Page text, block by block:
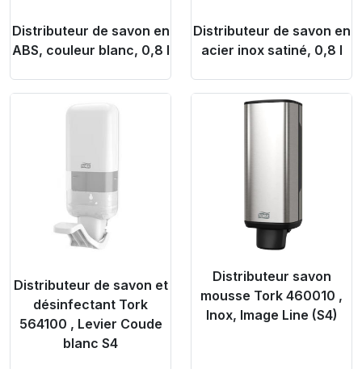
Distributeur de savon en
ABS, couleur blanc, 0,8 l
Distributeur de savon en
acier inox satiné, 0,8 l
Distributeur de savon et
désinfectant Tork
564100 , Levier Coude
blanc S4
Distributeur savon
mousse Tork 460010 ,
Inox, Image Line (S4)